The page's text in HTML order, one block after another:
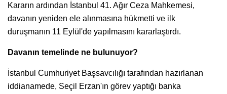
Kararın ardından İstanbul 41. Ağır Ceza Mahkemesi,
davanın yeniden ele alınmasına hükmetti ve ilk
duruşmanın 11 Eylül'de yapılmasını kararlaştırdı.
Davanın temelinde ne bulunuyor?
İstanbul Cumhuriyet Başsavcılığı tarafından hazırlanan
iddianamede, Seçil Erzan'ın görev yaptığı banka